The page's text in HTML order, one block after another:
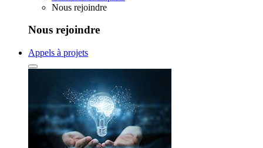
Nous rejoindre
Nous rejoindre
Appels à projets